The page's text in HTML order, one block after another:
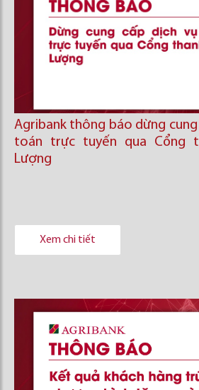
Agribank thông báo dừng
toán trực tuyến qua Cổng
Lượng
Xem chi tiết